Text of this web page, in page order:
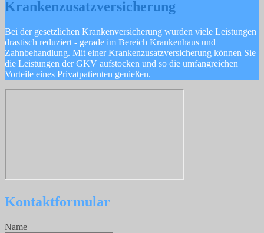
Krankenzusatzversicherung
Bei der gesetzlichen Krankenversicherung wurden viele Leistungen
drastisch reduziert - gerade im Bereich Krankenhaus und
Zahnbehandlung. Mit einer Krankenzusatzversicherung können Sie
die Leistungen der GKV aufstocken und so die umfangreichen
Vorteile eines Privatpatienten genießen.
Kontaktformular
Name